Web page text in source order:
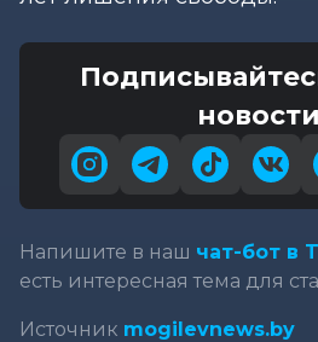
Напишите в наш чат-бот в
есть интересная тема для
Источник mogilevnews.by